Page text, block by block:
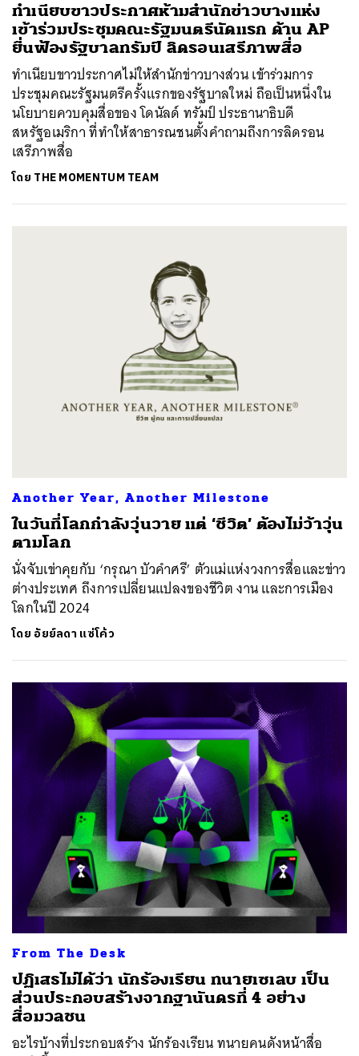
ทำเนียบขาวประกาศห้ามสำนักข่าวบางแห่ง
เข้าร่วมประชุมคณะรัฐมนตรีนัดแรก ด้าน AP
ยื่นฟ้องรัฐบาลทรัมป์ ลิดรอนเสรีภาพสื่อ
ทำเนียบขาวประกาศไม่ให้สำนักข่าวบางส่วน เข้าร่วมการ
ประชุมคณะรัฐมนตรีครั้งแรกของรัฐบาลใหม่ ถือเป็นหนึ่งใน
นโยบายควบคุมสื่อของ โดนัลด์ ทรัมป์ ประธานาธิบดี
สหรัฐอเมริกา ที่ทำให้สาธารณชนตั้งคำถามถึงการลิดรอน
เสรีภาพสื่อ
โดย THE MOMENTUM TEAM
Another Year, Another Milestone
ในวันที่โลกกำลังวุ่นวาย แต่ ‘ชีวิต’ ต้องไม่ว้าวุ่น
ตามโลก
นั่งจับเข่าคุยกับ ‘กรุณา บัวคำศรี’ ตัวแม่แห่งวงการสื่อและข่าว
ต่างประเทศ ถึงการเปลี่ยนแปลงของชีวิต งาน และการเมือง
โลกในปี 2024
โดย อัยย์ลดา แซ่โค้ว
From The Desk
ปฏิเสธไม่ได้ว่า นักร้องเรียน ทนายเซเลบ เป็น
ส่วนประกอบสร้างจากฐานันดรที่ 4 อย่าง
สื่อมวลชน
อะไรบ้างที่ประกอบสร้าง นักร้องเรียน ทนายคนดังหน้าสื่อ
ค้นหา
SHARE TWEET LINE EMAIL